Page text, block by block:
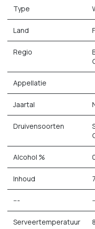
Type
Land
Regio
Appellatie
Jaartal
Druivensoorten
Alcohol %
Inhoud
---
Serveertemperatuur